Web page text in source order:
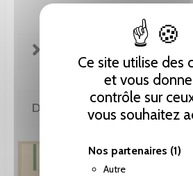
Ce site utilise des
et vous
contrôle sur
vous souhaitez
Nos partenaires (1)
Autre
FICHE TECHNIQUE
DE LA MÊME COLLECTION